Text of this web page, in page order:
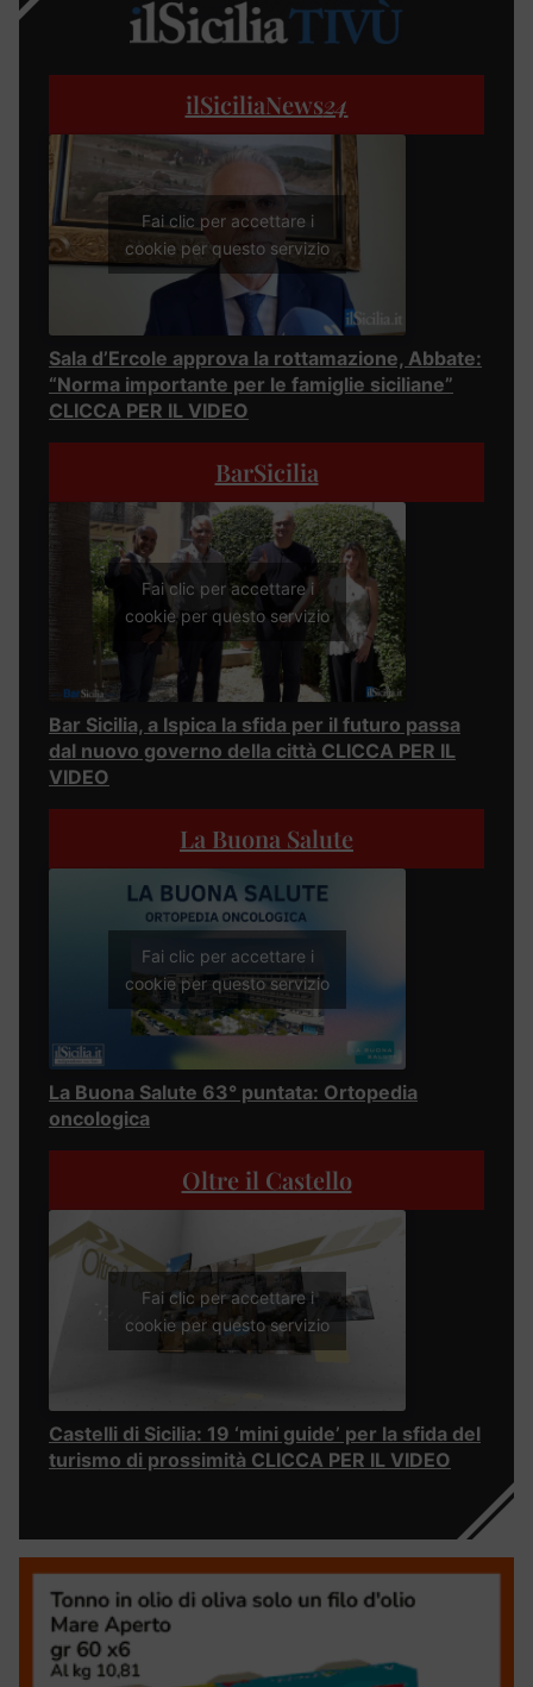
ilSiciliaNews24
Fai clic per accettare i
cookie per questo servizio
Sala d’Ercole approva la rottamazione, Abbate:
“Norma importante per le famiglie siciliane”
CLICCA PER IL VIDEO
BarSicilia
Fai clic per accettare i
cookie per questo servizio
Bar Sicilia, a Ispica la sfida per il futuro passa
dal nuovo governo della città CLICCA PER IL
VIDEO
La Buona Salute
Fai clic per accettare i
cookie per questo servizio
La Buona Salute 63° puntata: Ortopedia
oncologica
Oltre il Castello
Fai clic per accettare i
cookie per questo servizio
Castelli di Sicilia: 19 ‘mini guide’ per la sfida del
turismo di prossimità CLICCA PER IL VIDEO